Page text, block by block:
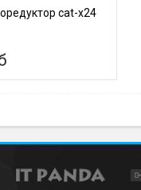
cat-x24